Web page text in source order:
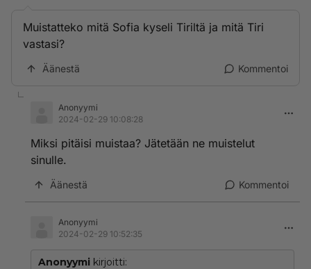
Muistatteko mitä Sofia kyseli Tiriltä ja mitä Tiri
vastasi?
Äänestä Kommentoi
Anonyymi
2024-02-29 10:08:28
Miksi pitäisi muistaa? Jätetään ne muistelut
sinulle.
Äänestä Kommentoi
Anonyymi
2024-02-29 10:52:35
Anonyymi kirjoitti: